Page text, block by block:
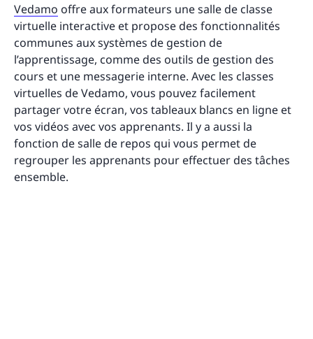
Vedamo offre aux formateurs une salle de classe
virtuelle interactive et propose des fonctionnalités
communes aux systèmes de gestion de
l’apprentissage, comme des outils de gestion des
cours et une messagerie interne. Avec les classes
virtuelles de Vedamo, vous pouvez facilement
partager votre écran, vos tableaux blancs en ligne et
vos vidéos avec vos apprenants. Il y a aussi la
fonction de salle de repos qui vous permet de
regrouper les apprenants pour effectuer des tâches
ensemble.